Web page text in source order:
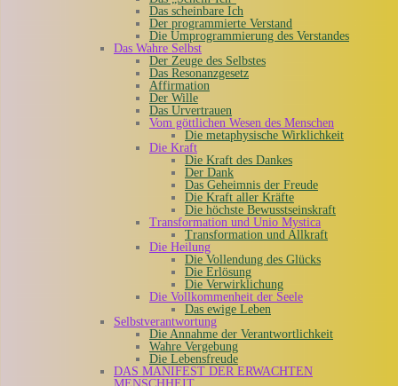
Das scheinbare Ich
Der programmierte Verstand
Die Umprogrammierung des Verstandes
Das Wahre Selbst
Der Zeuge des Selbstes
Das Resonanzgesetz
Affirmation
Der Wille
Das Urvertrauen
Vom göttlichen Wesen des Menschen
Die metaphysische Wirklichkeit
Die Kraft
Die Kraft des Dankes
Der Dank
Das Geheimnis der Freude
Die Kraft aller Kräfte
Die höchste Bewusstseinskraft
Transformation und Unio Mystica
Transformation und Allkraft
Die Heilung
Die Vollendung des Glücks
Die Erlösung
Die Verwirklichung
Die Vollkommenheit der Seele
Das ewige Leben
Selbstverantwortung
Die Annahme der Verantwortlichkeit
Wahre Vergebung
Die Lebensfreude
DAS MANIFEST DER ERWACHTEN